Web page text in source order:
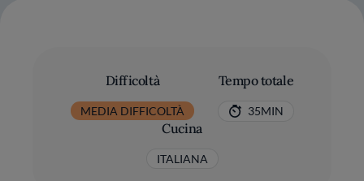
Difficoltà
MEDIA DIFFICOLTÀ
Tempo totale
35MIN
Cucina
ITALIANA